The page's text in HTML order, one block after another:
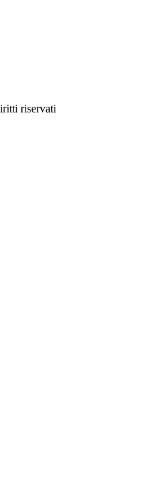
riservati